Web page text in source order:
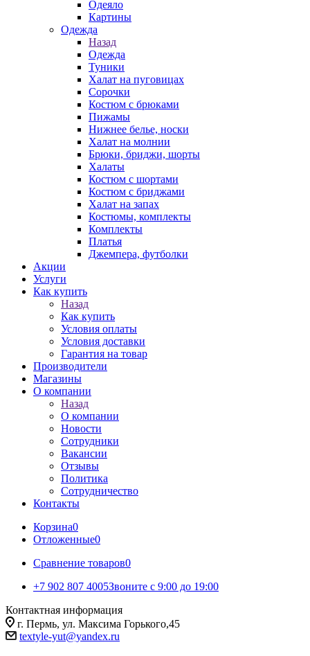
Одеяло
Картины
Одежда
Назад
Одежда
Туники
Халат на пуговицах
Сорочки
Костюм с брюками
Пижамы
Нижнее белье, носки
Халат на молнии
Брюки, бриджи, шорты
Халаты
Костюм с шортами
Костюм с бриджами
Халат на запах
Костюмы, комплекты
Комплекты
Платья
Джемпера, футболки
Акции
Услуги
Как купить
Назад
Как купить
Условия оплаты
Условия доставки
Гарантия на товар
Производители
Магазины
О компании
Назад
О компании
Новости
Сотрудники
Вакансии
Отзывы
Политика
Сотрудничество
Контакты
Корзина0
Отложенные0
Сравнение товаров0
+7 902 807 4005Звоните с 9:00 до 19:00
Контактная информация
г. Пермь, ул. Максима Горького,45
textyle-yut@yandex.ru